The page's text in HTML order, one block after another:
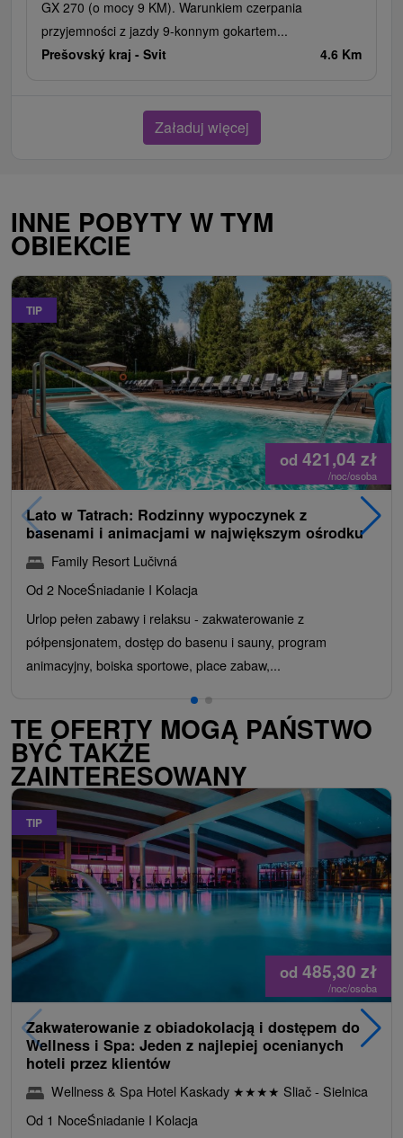
GX 270 (o mocy 9 KM). Warunkiem czerpania
przyjemności z jazdy 9-konnym gokartem...
Prešovský kraj - Svit 4.6 Km
Załaduj więcej
INNE POBYTY W TYM
OBIEKCIE
TIP
od 421,04 zł
/noc/osoba
Lato w Tatrach: Rodzinny wypoczynek z
basenami i animacjami w największym ośrodku
Family Resort Lučivná
Od 2 NoceŚniadanie I Kolacja
Urlop pełen zabawy i relaksu - zakwaterowanie z
półpensjonatem, dostęp do basenu i sauny, program
animacyjny, boiska sportowe, place zabaw,...
TE OFERTY MOGĄ PAŃSTWO
BYĆ TAKŻE
ZAINTERESOWANY
TIP
od 485,30 zł
/noc/osoba
Zakwaterowanie z obiadokolacją i dostępem do
Wellness i Spa: Jeden z najlepiej ocenianych
hoteli przez klientów
Wellness & Spa Hotel Kaskady ★★★★ Sliač - Sielnica
Od 1 NoceŚniadanie I Kolacja